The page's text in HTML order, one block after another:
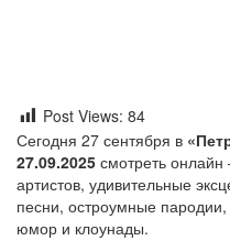
Post Views: 84
Сегодня 27 сентября в
27.09.2025 смотреть
артистов, удивительные
песни, остроумные пародии,
юмор и клоунады.